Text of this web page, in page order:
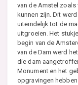
van de Amstel zoals
kunnen zijn. Dit
uiteindelijk tot de
uitgroeien. Het
begin van de
van de Dam werd
die dam
Monument en het
opgravingen